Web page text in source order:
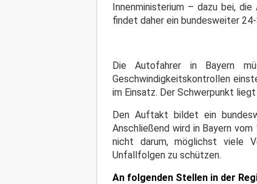
Innenministerium – dazu bei,
findet daher ein bundesweiter
Die Autofahrer in Bayern
Geschwindigkeitskontrollen
im Einsatz. Der Schwerpunkt
Den Auftakt bildet ein
Anschließend wird in Bayern
nicht darum, möglichst viele
Unfallfolgen zu schützen.
An folgenden Stellen in der